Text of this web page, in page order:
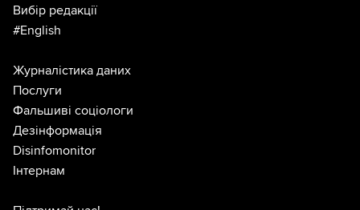
Вибір редакції
#English
Журналістика даних
Послуги
Фальшиві соціологи
Дезінформація
Disinfomonitor
Інтернам